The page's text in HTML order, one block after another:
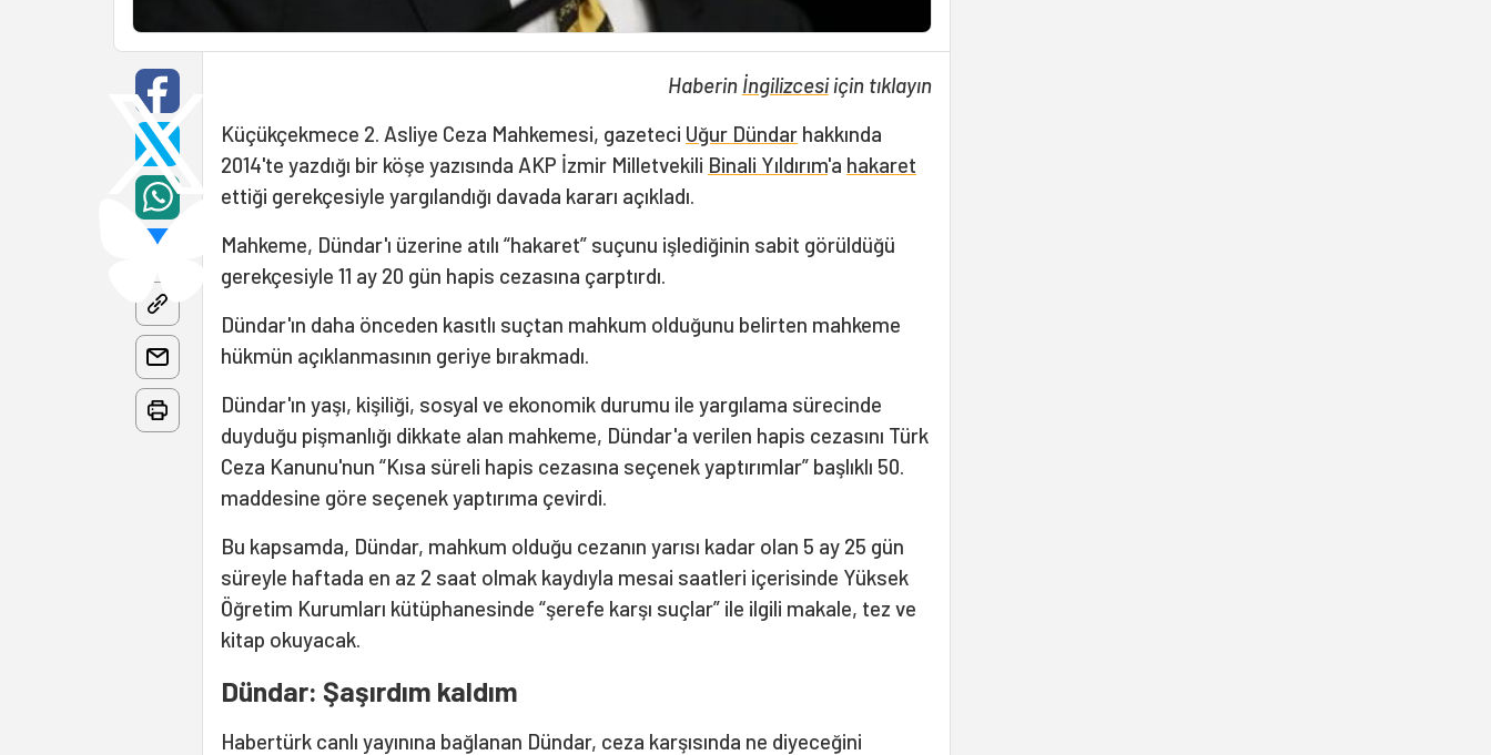
Haberin İngilizcesiiçin tıklayın
Küçükçekmece 2. Asliye Ceza Mahkemesi, gazeteci Uğur Dündar hakkında
2014'te yazdığı bir köşe yazısında AKP İzmir Milletvekili Binali Yıldırım'a hakaret
ettiği gerekçesiyle yargılandığı davada kararı açıkladı.
Mahkeme, Dündar'ı üzerine atılı “hakaret” suçunu işlediğinin sabit görüldüğü
gerekçesiyle 11 ay 20 gün hapis cezasına çarptırdı.
Dündar'ın daha önceden kasıtlı suçtan mahkum olduğunu belirten mahkeme
hükmün açıklanmasının geriye bırakmadı.
Dündar'ın yaşı, kişiliği, sosyal ve ekonomik durumu ile yargılama sürecinde
duyduğu pişmanlığı dikkate alan mahkeme, Dündar'a verilen hapis cezasını Türk
Ceza Kanunu'nun “Kısa süreli hapis cezasına seçenek yaptırımlar” başlıklı 50.
maddesine göre seçenek yaptırıma çevirdi.
Bu kapsamda, Dündar, mahkum olduğu cezanın yarısı kadar olan 5 ay 25 gün
süreyle haftada en az 2 saat olmak kaydıyla mesai saatleri içerisinde Yüksek
Öğretim Kurumları kütüphanesinde “şerefe karşı suçlar” ile ilgili makale, tez ve
kitap okuyacak.
Dündar: Şaşırdım kaldım
Habertürk canlı yayınına bağlanan Dündar, ceza karşısında ne diyeceğini